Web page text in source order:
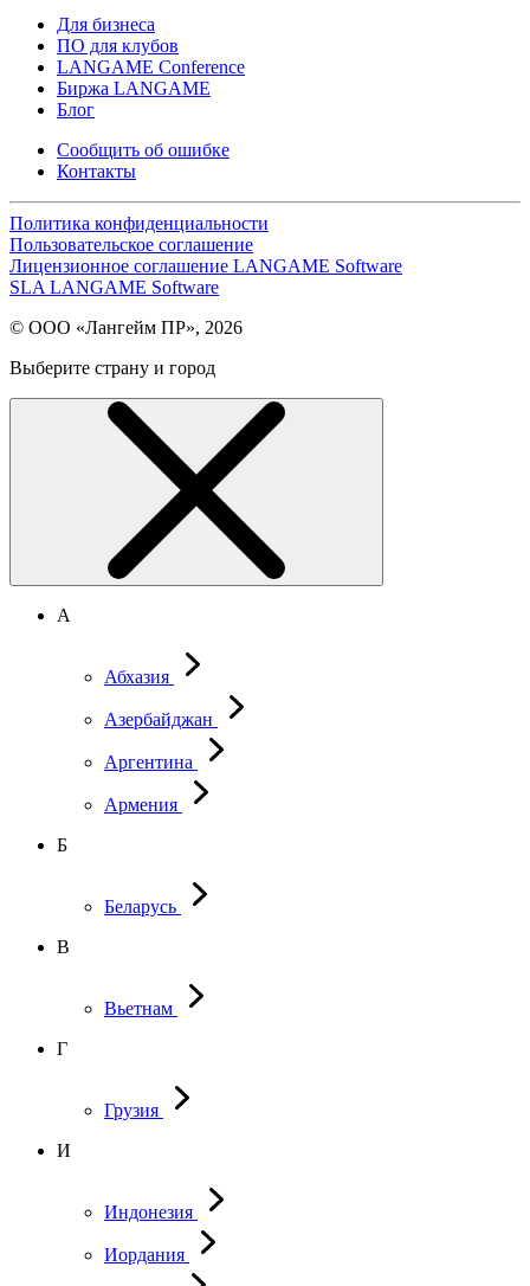
Для бизнеса
ПО для клубов
LANGAME Conference
Биржа LANGAME
Блог
Сообщить об ошибке
Контакты
Политика конфиденциальности
Пользовательское соглашение
Лицензионное соглашение LANGAME Software
SLA LANGAME Software
© ООО «Лангейм ПР», 2026
Выберите страну и город
А
Абхазия
Азербайджан
Аргентина
Армения
Б
Беларусь
В
Вьетнам
Г
Грузия
И
Индонезия
Иордания